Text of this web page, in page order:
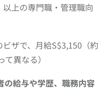
上の専門職・管理職向
ザで、月給S$3,150（約
異なる）
の給与や学歴、職務内容